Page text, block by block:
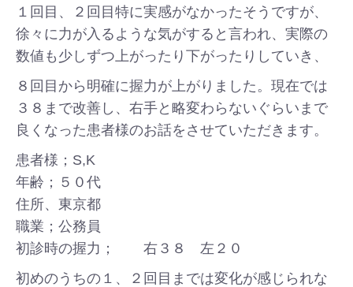
１回目、２回目特に実感がなかったそうですが、
徐々に力が入るような気がすると言われ、実際の
数値も少しずつ上がったり下がったりしていき、
８回目から明確に握力が上がりました。現在では
３８まで改善し、右手と略変わらないぐらいまで
良くなった患者様のお話をさせていただきます。
患者様；S,K
年齢；５０代
住所、東京都
職業；公務員
初診時の握力； 右３８ 左２０
初めのうちの１、２回目までは変化が感じられな